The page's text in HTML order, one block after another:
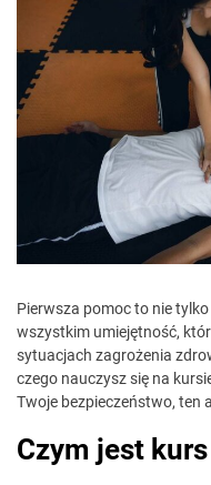
Pierwsza pomoc to nie
wszystkim umiejętność,
sytuacjach zagrożenia
czego nauczysz się na
Twoje bezpieczeństwo, ten
Czym jest